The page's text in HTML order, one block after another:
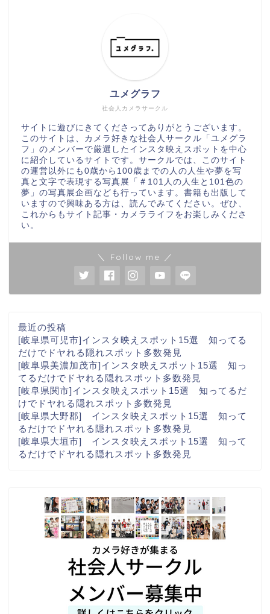
社会人カメラサークル
ユメグラフ
サイトに遊びにきてくださってありがとうございます。
このサイトは、カメラ好きな社会人サークル「ユメグラ
フ」のメンバーで厳選したインスタ映えスポットを中心
に紹介しているサイトです。サークルでは、このサイト
の運営以外にも0歳から100歳までの人の人生や夢を写
真と文字で表現する写真展「＃101人の人生と101色の
夢」の写真展企画なども行っています。書籍も出版して
いますので興味ある方は、読んでみてください。ぜひ、
これからもサイト記事・カメラライフをお楽しみくださ
い。
＼ Follow me ／
最近の投稿
[岐阜県可児市]インスタ映えスポット15選 知ってる
だけでドヤれる隠れスポット多数発見
[岐阜県美濃加茂市]インスタ映えスポット15選 知っ
てるだけでドヤれる隠れスポット多数発見
[岐阜県関市]インスタ映えスポット15選 知ってるだ
けでドヤれる隠れスポット多数発見
[岐阜県大野郡] インスタ映えスポット15選 知って
るだけでドヤれる隠れスポット多数発見
[岐阜県大垣市] インスタ映えスポット15選 知って
るだけでドヤれる隠れスポット多数発見